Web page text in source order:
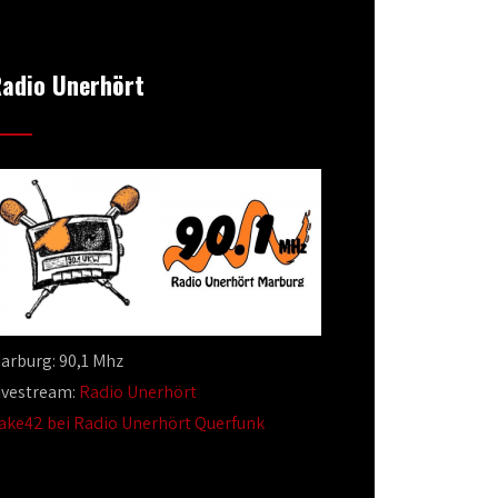
Unerhört
90,1 Mhz
Radio Unerhört
bei Radio Unerhört Querfunk